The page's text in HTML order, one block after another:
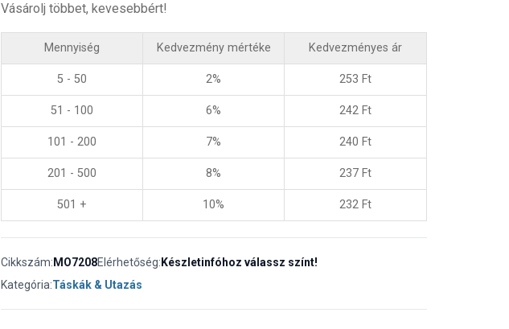
Vásárolj többet, kevesebbért!
Mennyiség Kedvezmény mértéke Kedvezményes ár
5 - 50 2% 253 Ft
51 - 100 6% 242 Ft
101 - 200 7% 240 Ft
201 - 500 8% 237 Ft
501 + 10% 232 Ft
Cikkszám: MO7208Elérhetőség: Készletinfóhoz válassz színt!
Kategória:Táskák & Utazás